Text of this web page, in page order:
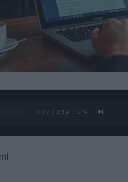
0:28 / 3:19 1 /4